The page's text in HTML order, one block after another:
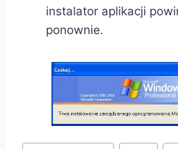
instalator aplikacji
ponownie.
Tagi